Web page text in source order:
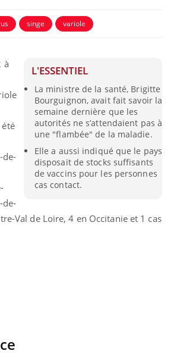
singe variole
L'ESSENTIEL
La ministre de la santé, Brigitte
Bourguignon, avait fait savoir la
semaine dernière que les
autorités ne s’attendaient pas à
une "flambée" de la maladie.
Elle a aussi indiqué que le pays
disposait de stocks suffisants
de vaccins pour les personnes
cas contact.
à
de-
de-
Val de Loire, 4 en Occitanie et 1 cas